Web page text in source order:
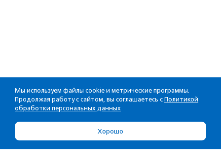
Мы используем файлы cookie и метрические программы.
Продолжая работу с сайтом, вы соглашаетесь с Политикой
обработки персональных данных
Хорошо